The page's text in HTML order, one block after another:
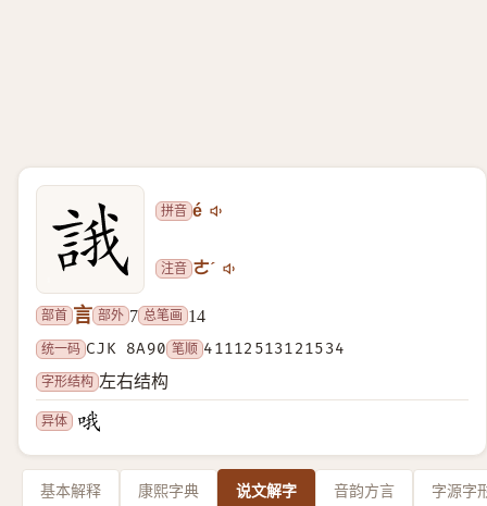
拼音 é
注音 ㄜˊ
部首 言 部外 7 总笔画 14
统一码 CJK 8A90 笔顺 41112513121534
字形结构 左右结构
异体
基本解释 康熙字典 说文解字 音韵方言 字源字